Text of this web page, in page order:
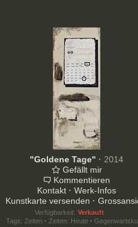
"Goldene Tage" · 2014
Gefällt mir
Kommentieren
Kontakt · Werk-Infos
Kunstkarte versenden ·
Verfügbarkeit: Verkauft
Tags: Zeiten · Zeiten: Heute ·